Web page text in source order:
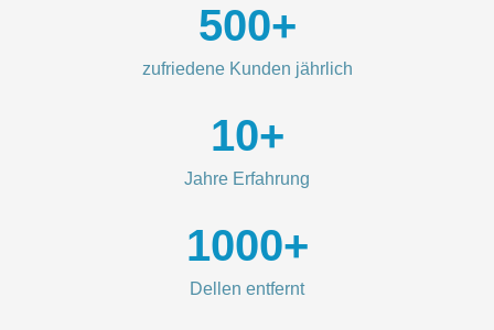
zufriedene Kunden jährlich
500+
Jahre Erfahrung
10+
Dellen entfernt
1000+